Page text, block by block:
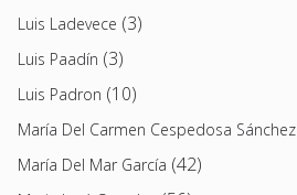
Luis Ladevece (3)
Luis Paadín (3)
Luis Padron (10)
María Del Carmen Cespedosa Sánchez
María Del Mar García (42)